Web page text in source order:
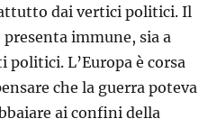
dai vertici politici. Il
immune, sia a
L’Europa è corsa
che la guerra poteva
ai confini della